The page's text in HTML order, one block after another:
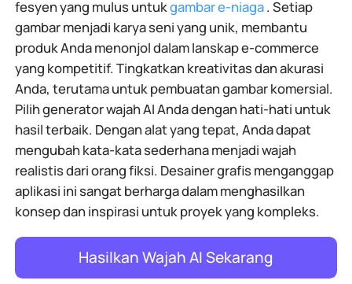
fesyen yang mulus untukgambar e-niaga. Setiap
gambar menjadi karya seni yang unik, membantu
produk Anda menonjol dalam lanskap e-commerce
yang kompetitif. Tingkatkan kreativitas dan akurasi
Anda, terutama untuk pembuatan gambar komersial.
Pilih generator wajah AI Anda dengan hati-hati untuk
hasil terbaik. Dengan alat yang tepat, Anda dapat
mengubah kata-kata sederhana menjadi wajah
realistis dari orang fiksi. Desainer grafis menganggap
aplikasi ini sangat berharga dalam menghasilkan
konsep dan inspirasi untuk proyek yang kompleks.
Hasilkan Wajah AI Sekarang